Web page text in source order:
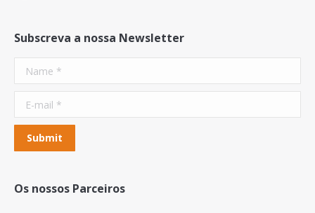
Subscreva a nossa Newsletter
Name *
E-mail *
Submit
Os nossos Parceiros